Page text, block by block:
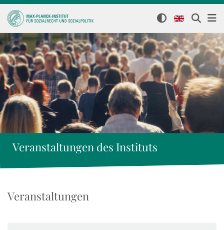
Veranstaltungen des Instituts
Veranstaltungen